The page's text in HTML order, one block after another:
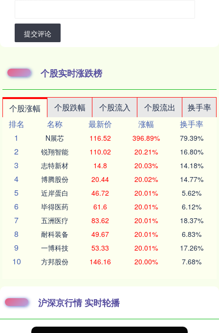
提交评论
个股实时涨跌榜
个股涨幅 个股跌幅 个股流入 个股流出
换手率
排名
名称 最新价 涨幅
换手率
1
N展芯 116.52 396.89% 79.39%
2 锐翔智能 110.02 20.21% 16.80%
3 志特新材 14.8 20.03% 14.18%
4 博腾股份 20.44 20.02% 14.77%
5 近岸蛋白 46.72 20.01% 5.62%
6 毕得医药 61.6 20.01% 6.12%
7 五洲医疗 83.62 20.01% 18.37%
8 耐科装备 49.67 20.01% 6.83%
9 一博科技 53.33 20.01% 17.26%
10 方邦股份 146.16 20.00% 7.68%
沪深京行情 实时轮播